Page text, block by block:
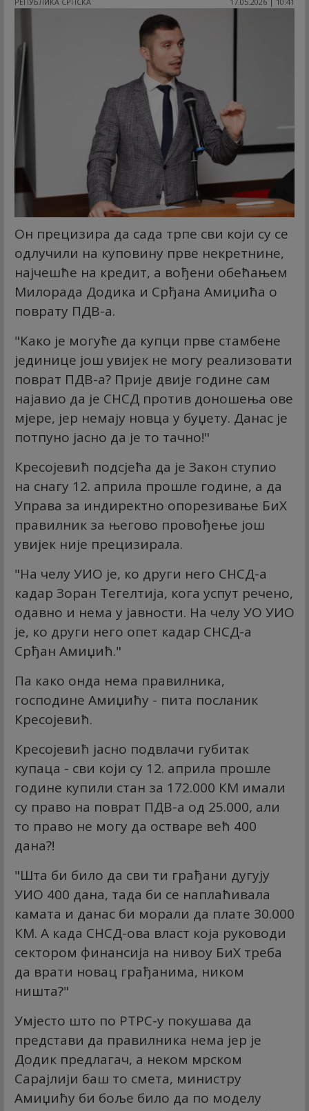
Он прецизира да сада трпе сви који су се
одлучили на куповину прве некретнине,
најчешће на кредит, а вођени обећањем
Милорада Додика и Срђана Амиџића о
поврату ПДВ-а.
"Како је могуће да купци прве стамбене
јединице још увијек не могу реализовати
поврат ПДВ-а? Прије двије године сам
најавио да је СНСД против доношења ове
мјере, јер немају новца у буџету. Данас је
потпуно јасно да је то тачно!"
Кресојевић подсјећа да је Закон ступио
на снагу 12. априла прошле године, а да
Управа за индиректно опорезивање БиХ
правилник за његово провођење још
увијек није прецизирала.
"На челу УИО је, ко други него СНСД-а
кадар Зоран Тегелтија, кога успут речено,
одавно и нема у јавности. На челу УО УИО
је, ко други него опет кадар СНСД-а
Срђан Амиџић."
Па како онда нема правилника,
господине Амиџићу - пита посланик
Кресојевић.
Кресојевић јасно подвлачи губитак
купаца - сви који су 12. априла прошле
године купили стан за 172.000 КМ имали
су право на поврат ПДВ-а од 25.000, али
то право не могу да остваре већ 400
дана?!
"Шта би било да сви ти грађани дугују
УИО 400 дана, тада би се наплаћивала
камата и данас би морали да плате 30.000
КМ. А када СНСД-ова власт која руководи
сектором финансија на нивоу БиХ треба
да врати новац грађанима, ником
ништа?"
Умјесто што по РТРС-у покушава да
представи да правилника нема јер је
Додик предлагач, а неком мрском
Сарајлији баш то смета, министру
Амиџићу би боље било да по моделу